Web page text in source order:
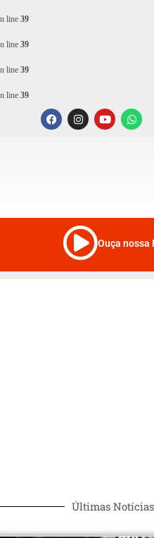
line 39
line 39
line 39
line 39
Ouça nossa
Últimas Notícias